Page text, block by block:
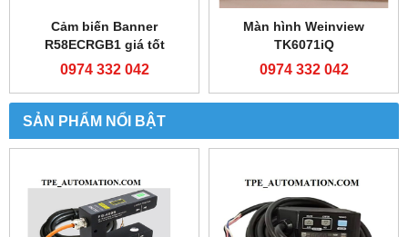
Cảm biến Banner
R58ECRGB1 giá tốt
0974 332 042
Màn hình Weinview
TK6071iQ
0974 332 042
SẢN PHẨM NỔI BẬT